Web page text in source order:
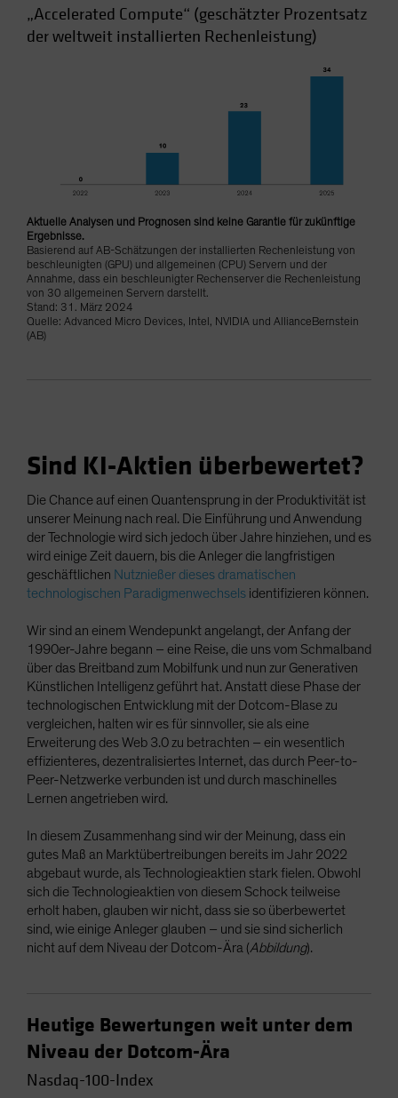
„Accelerated Compute“ (geschätzter Prozentsatz
der weltweit installierten Rechenleistung)
Aktuelle Analysen und Prognosen sind keine Garantie für zukünftige
Ergebnisse.
Basierend auf AB-Schätzungen der installierten Rechenleistung von
beschleunigten (GPU) und allgemeinen (CPU) Servern und der
Annahme, dass ein beschleunigter Rechenserver die Rechenleistung
von 30 allgemeinen Servern darstellt.
Stand: 31. März 2024
Quelle: Advanced Micro Devices, Intel, NVIDIA und AllianceBernstein
(AB)
Sind KI-Aktien überbewertet?
Die Chance auf einen Quantensprung in der Produktivität ist
unserer Meinung nach real. Die Einführung und Anwendung
der Technologie wird sich jedoch über Jahre hinziehen, und es
wird einige Zeit dauern, bis die Anleger die langfristigen
geschäftlichen Nutznießer dieses dramatischen
technologischen Paradigmenwechsels identifizieren können.
Wir sind an einem Wendepunkt angelangt, der Anfang der
1990er-Jahre begann – eine Reise, die uns vom Schmalband
über das Breitband zum Mobilfunk und nun zur Generativen
Künstlichen Intelligenz geführt hat. Anstatt diese Phase der
technologischen Entwicklung mit der Dotcom-Blase zu
vergleichen, halten wir es für sinnvoller, sie als eine
Erweiterung des Web 3.0 zu betrachten – ein wesentlich
effizienteres, dezentralisiertes Internet, das durch Peer-to-
Peer-Netzwerke verbunden ist und durch maschinelles
Lernen angetrieben wird.
In diesem Zusammenhang sind wir der Meinung, dass ein
gutes Maß an Marktübertreibungen bereits im Jahr 2022
abgebaut wurde, als Technologieaktien stark fielen. Obwohl
sich die Technologieaktien von diesem Schock teilweise
erholt haben, glauben wir nicht, dass sie so überbewertet
sind, wie einige Anleger glauben – und sie sind sicherlich
nicht auf dem Niveau der Dotcom-Ära (Abbildung).
Heutige Bewertungen weit unter dem
Niveau der Dotcom-Ära
Nasdaq-100-Index